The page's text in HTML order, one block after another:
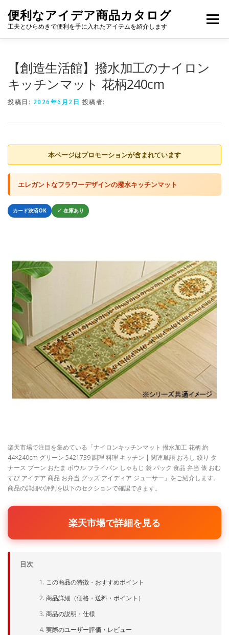
便利なアイデア商品カタログ
工夫とひらめきで便利を手に入れたアイテムを紹介します
メニュー
【創造生活館】撥水加工のナイロン
キッチンマット 花柄240cm
投稿日: 2026年6月2日 投稿者:
本ページはプロモーションが含まれています
エレガントなフラワーデザインの撥水キッチンマット
カード決済OK ✓ 在庫あり
楽天市場で注目を集めている「ナイロンキッチンマット 撥水加工 花柄 約
44×240cm グリーン 5421739 調理 料理 キッチン | 関連単語 おろし 絞り タ
ナース プーン おたま ボウル フライパン しゃもじ 袋 パック 食品 弁当 俵 おむ
すび アイデア 商品 お弁当 グッズ アイディア ジューサー」をご紹介します。
商品の詳細や評判を以下のセクションで確認できます。
楽天市場で詳細を見る
目次
この商品の特徴・おすすめポイント
商品詳細（価格・送料・ポイント）
商品の説明・仕様
実際のユーザー評価・レビュー